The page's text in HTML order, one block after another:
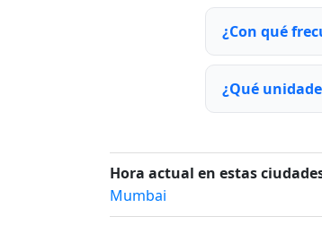
¿Con qué
¿Qué
Hora actual en estas
Mumbai